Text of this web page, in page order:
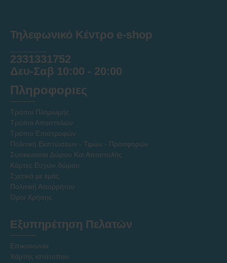
Τηλεφωνικό Κέντρο e-shop
2331331752
Δευ-Σαβ 10:00 - 20:00
Πληροφοριες
Τρόποι Πληρωμής
Τρόποι Αποστολών
Τρόποι Επιστροφών
Πολιτική Εκπτώσεων - Τιμών - Προσφορών
Συσκευασία Δώρου Και Αποστολής
Κάρτες Ευχών δώρου
Σχετικά με εμάς
Πολιτική Απορρήτου
Όροι Χρήσης
Εξυπηρέτηση Πελατών
Επικοινωνία
Χάρτης ιστότοπου